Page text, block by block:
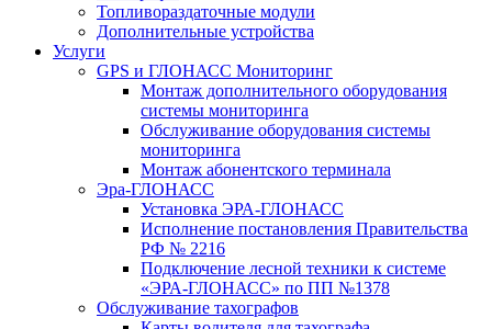
Топливораздаточные модули
Дополнительные устройства
Услуги
GPS и ГЛОНАСС Мониторинг
Монтаж дополнительного оборудования
системы мониторинга
Обслуживание оборудования системы
мониторинга
Монтаж абонентского терминала
Эра-ГЛОНАСС
Установка ЭРА-ГЛОНАСС
Исполнение постановления Правительства
РФ № 2216
Подключение лесной техники к системе
«ЭРА-ГЛОНАСС» по ПП №1378
Обслуживание тахографов